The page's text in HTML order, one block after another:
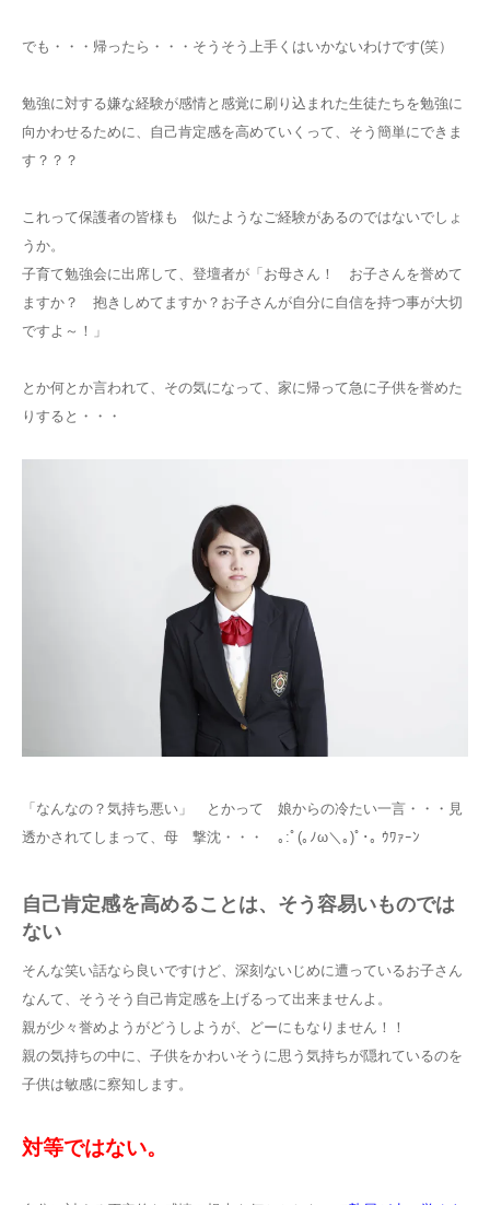
でも・・・帰ったら・・・そうそう上手くはいかないわけです(笑）
勉強に対する嫌な経験が感情と感覚に刷り込まれた生徒たちを勉強に
向かわせるために、自己肯定感を高めていくって、そう簡単にできま
す？？？
これって保護者の皆様も 似たようなご経験があるのではないでしょ
うか。
子育て勉強会に出席して、登壇者が「お母さん！ お子さんを誉めて
ますか？ 抱きしめてますか？お子さんが自分に自信を持つ事が大切
ですよ～！」
とか何とか言われて、その気になって、家に帰って急に子供を誉めた
りすると・・・
「なんなの？気持ち悪い」 とかって 娘からの冷たい一言・・・見
透かされてしまって、母 撃沈・・・ ｡:ﾟ(｡ﾉω＼｡)ﾟ･｡ ｳﾜｧｰﾝ
自己肯定感を高めることは、そう容易いものでは
ない
そんな笑い話なら良いですけど、深刻ないじめに遭っているお子さん
なんて、そうそう自己肯定感を上げるって出来ませんよ。
親が少々誉めようがどうしようが、どーにもなりません！！
親の気持ちの中に、子供をかわいそうに思う気持ちが隠れているのを
子供は敏感に察知します。
対等ではない。